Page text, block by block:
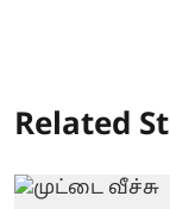
Related